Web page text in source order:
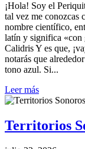
¡Hola! Soy el
tal vez me conozcas
nombre científico,
latín y significa «con
Calidris Y es que,
notarás que
tono azul. Si...
Leer más
Territorios